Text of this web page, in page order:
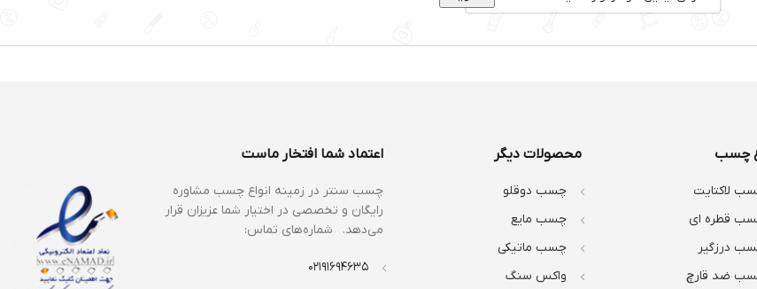
چسب
لاکتایت
قطره ای
درزگیر
ضد قارچ
محصولات دیگر
چسب دوقلو
چسب مایع
چسب ماتیکی
واکس سنگ
اعتماد شما افتخار ماست
چسب سنتر در زمینه انواع چسب مشاوره
رایگان و تخصصی در اختیار شما عزیزان قرار
می‌دهد. شماره‌های تماس:
02191694635